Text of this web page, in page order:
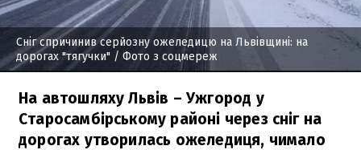
Сніг спричинив серйозну ожеледицю на Львівщині: на
дорогах "тягучки" / Фото з соцмереж
На автошляху Львів – Ужгород у
Старосамбірському районі через сніг на
дорогах утворилась ожеледиця, чимало